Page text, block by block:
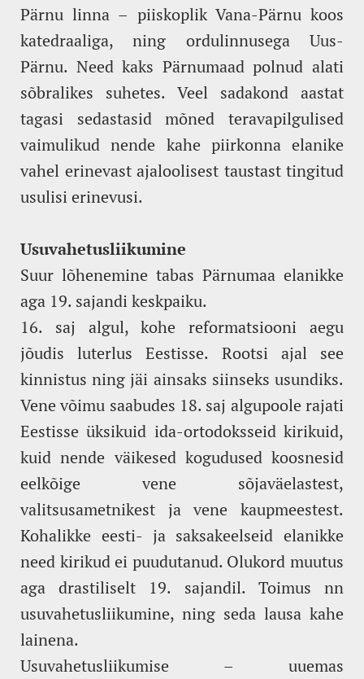
Pärnu linna – piiskoplik Vana-Pärnu koos
katedraaliga, ning ordulinnusega Uus-
Pärnu. Need kaks Pärnumaad polnud alati
sõbralikes suhetes. Veel sadakond aastat
tagasi sedastasid mõned teravapilgulised
vaimulikud nende kahe piirkonna elanike
vahel erinevast ajaloolisest taustast tingitud
usulisi erinevusi.
Usuvahetusliikumine
Suur lõhenemine tabas Pärnumaa elanikke
aga 19. sajandi keskpaiku.
16. saj algul, kohe reformatsiooni aegu
jõudis luterlus Eestisse. Rootsi ajal see
kinnistus ning jäi ainsaks siinseks usundiks.
Vene võimu saabudes 18. saj algupoole rajati
Eestisse üksikuid ida-ortodoksseid kirikuid,
kuid nende väikesed kogudused koosnesid
eelkõige vene sõjaväelastest,
valitsusametnikest ja vene kaupmeestest.
Kohalikke eesti- ja saksakeelseid elanikke
need kirikud ei puudutanud. Olukord muutus
aga drastiliselt 19. sajandil. Toimus nn
usuvahetusliikumine, ning seda lausa kahe
lainena.
Usuvahetusliikumise – uuemas